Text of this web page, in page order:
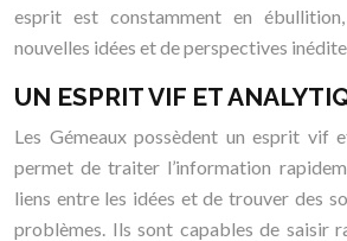
esprit est constamment en
nouvelles idées et de perspectives
UN ESPRIT VIF ET
Les Gémeaux possèdent un esprit vif
permet de traiter l’information
liens entre les idées et de trouver des
problèmes. Ils sont capables de saisir